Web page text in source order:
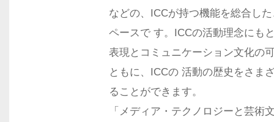
などの、ICCが持つ機能を総合し
ペースで す。ICCの活動理念にも
表現とコミュニケーション文化の
ともに、ICCの 活動の歴史をさま
ることができます。
「メディア・テクノロジーと芸術